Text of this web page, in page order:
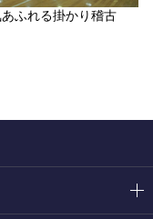
ふれる掛かり稽古